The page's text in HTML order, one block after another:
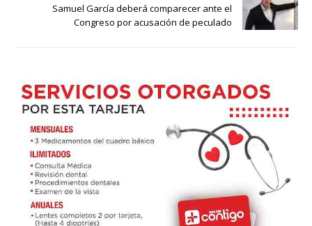
Samuel García deberá comparecer ante el
Congreso por acusación de peculado